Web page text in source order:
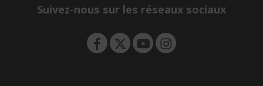
e
Suivez-nous sur les réseaux sociaux